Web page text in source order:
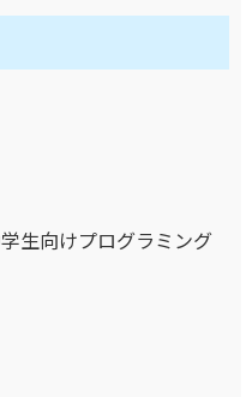
生向けプログラミング